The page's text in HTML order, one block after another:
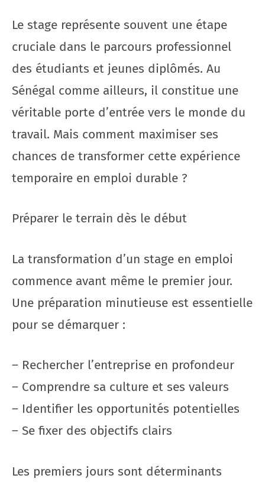
Le stage représente souvent une étape
cruciale dans le parcours professionnel
des étudiants et jeunes diplômés. Au
Sénégal comme ailleurs, il constitue une
véritable porte d’entrée vers le monde du
travail. Mais comment maximiser ses
chances de transformer cette expérience
temporaire en emploi durable ?
Préparer le terrain dès le début
La transformation d’un stage en emploi
commence avant même le premier jour.
Une préparation minutieuse est essentielle
pour se démarquer :
– Rechercher l’entreprise en profondeur
– Comprendre sa culture et ses valeurs
– Identifier les opportunités potentielles
– Se fixer des objectifs clairs
Les premiers jours sont déterminants